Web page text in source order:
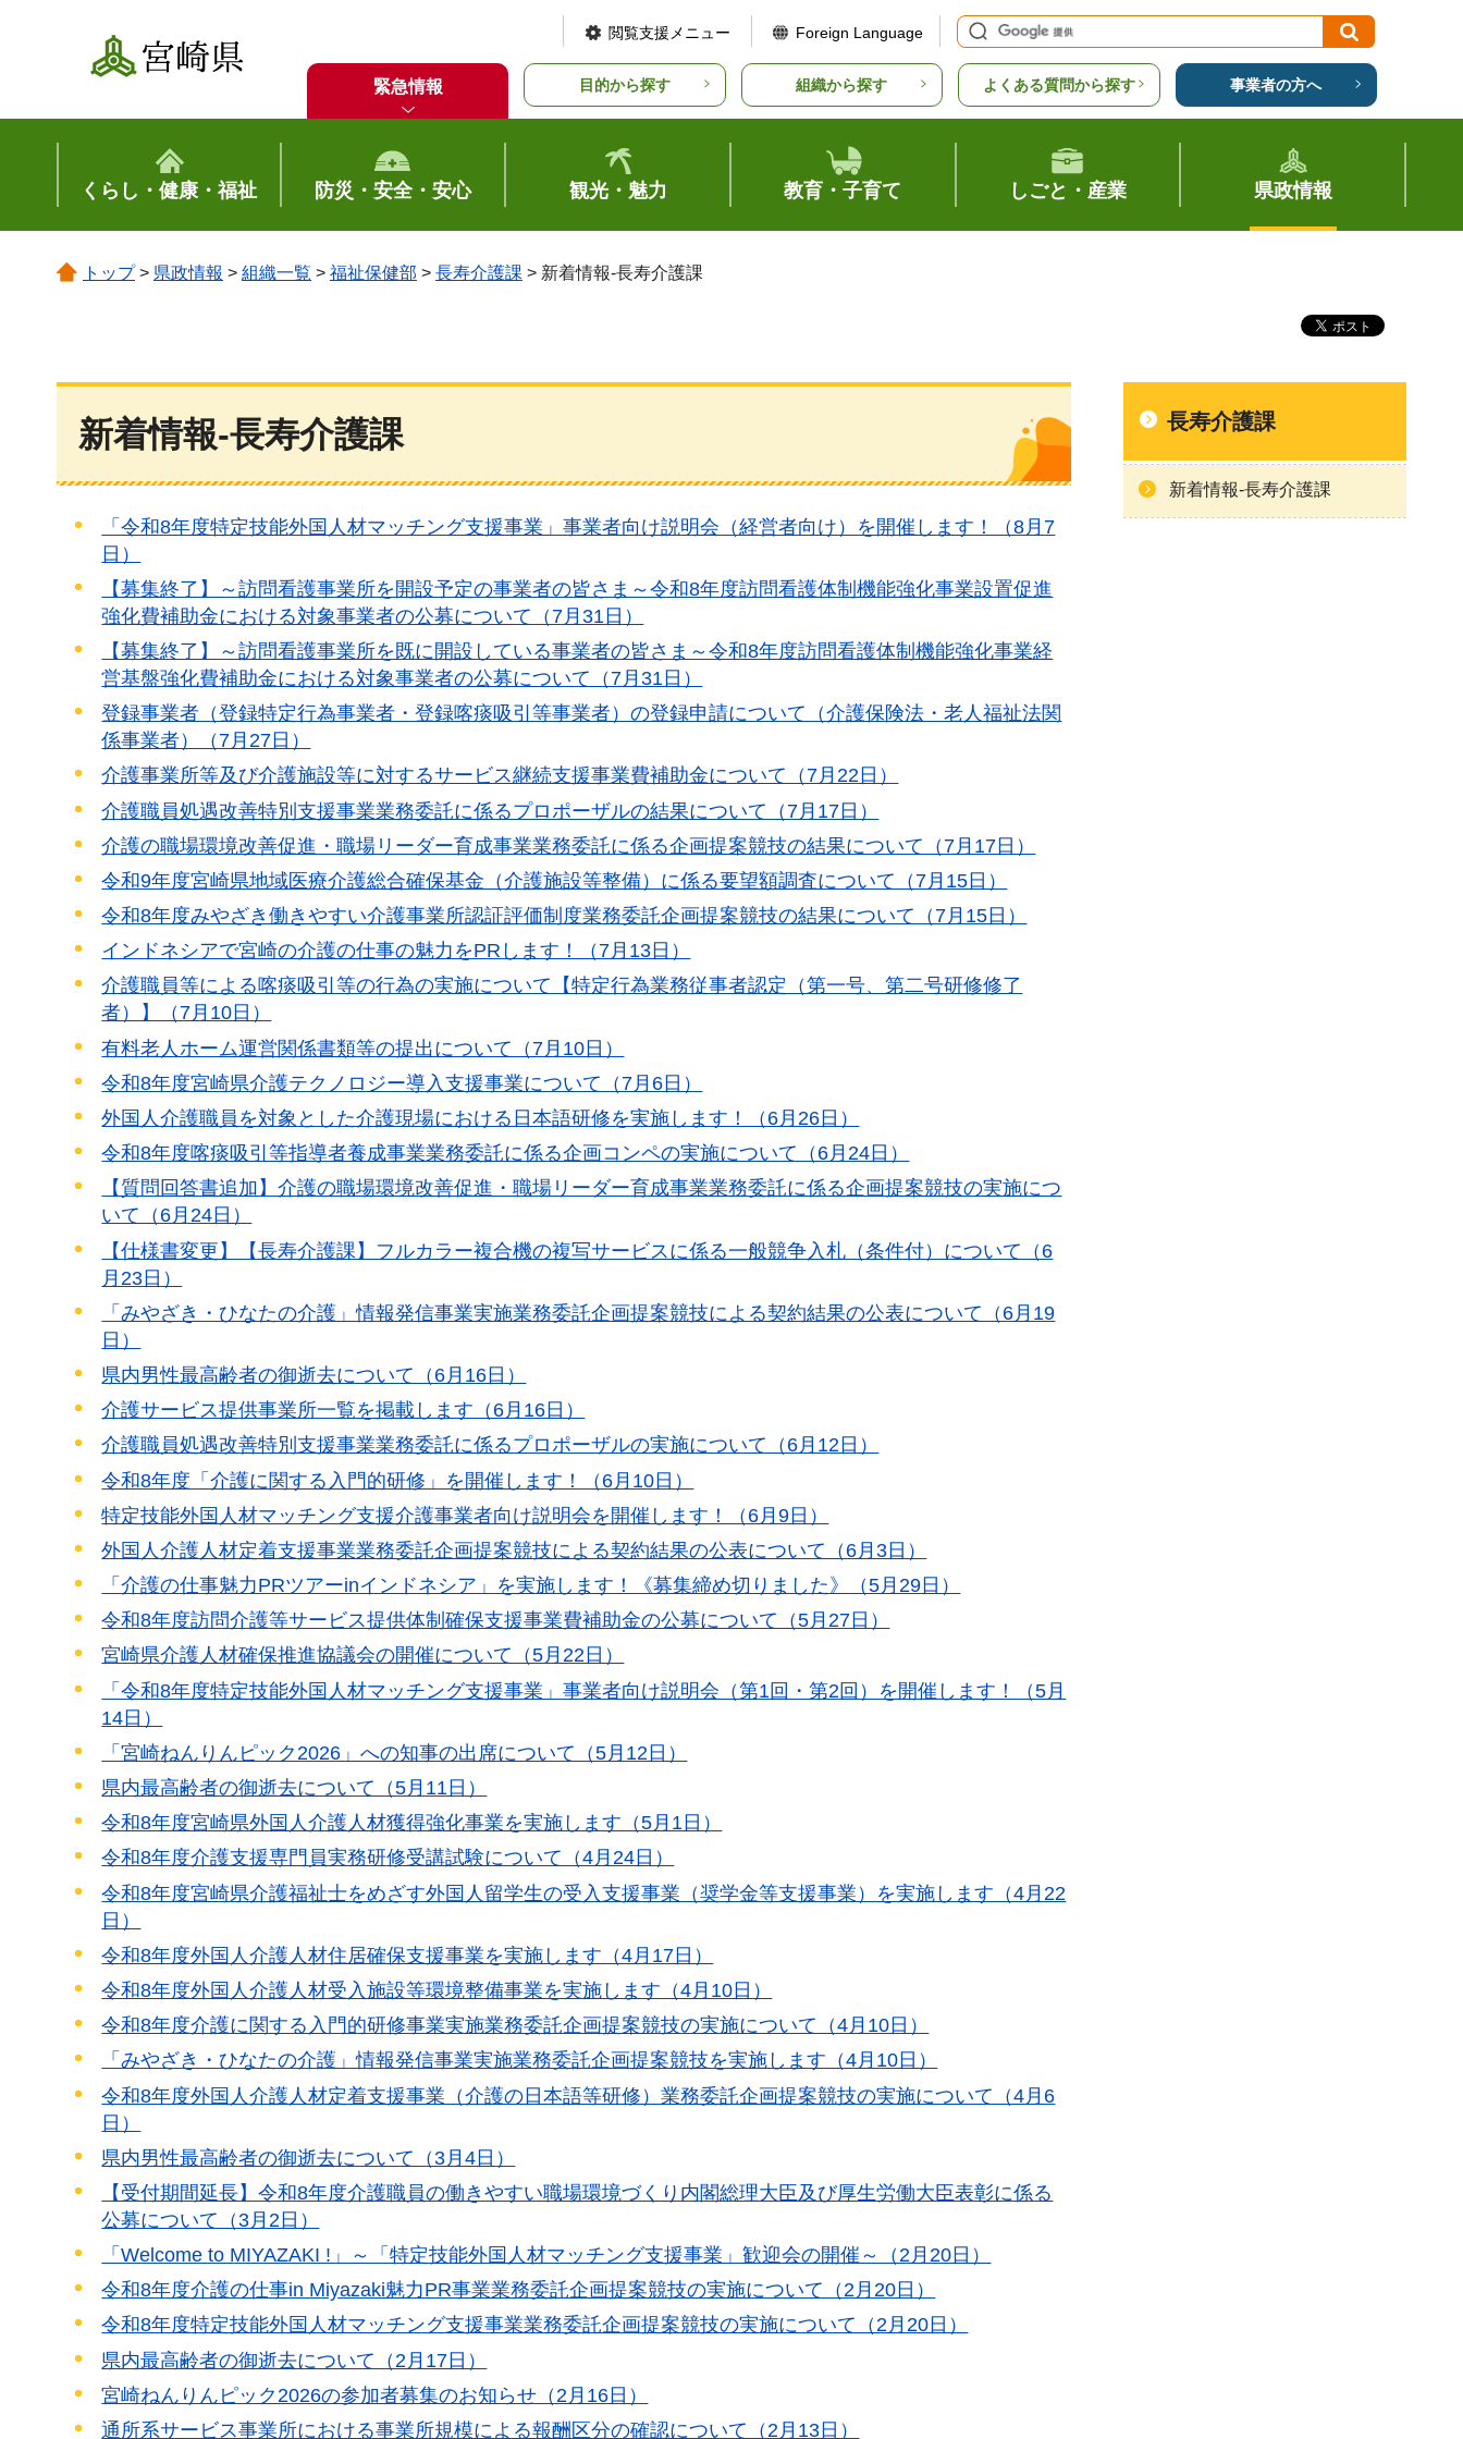
宮崎県
閲覧支援メニュー Foreign Language
緊急情報 目的から探す 組織から探す よくある質問から探す 事業者の方へ
くらし・健康・福祉 防災・安全・安心 観光・魅力 教育・子育て しごと・産業 県政情報
トップ> 県政情報 > 組織一覧 > 福祉保健部 > 長寿介護課 > 新着情報-長寿介護課
新着情報-長寿介護課
「令和8年度特定技能外国人材マッチング支援事業」事業者向け説明会（経営者向け）を開催します！（8月7
日）
【募集終了】～訪問看護事業所を開設予定の事業者の皆さま～令和8年度訪問看護体制機能強化事業設置促進
強化費補助金における対象事業者の公募について（7月31日）
【募集終了】～訪問看護事業所を既に開設している事業者の皆さま～令和8年度訪問看護体制機能強化事業経
営基盤強化費補助金における対象事業者の公募について（7月31日）
登録事業者（登録特定行為事業者・登録喀痰吸引等事業者）の登録申請について（介護保険法・老人福祉法関
係事業者）（7月27日）
介護事業所等及び介護施設等に対するサービス継続支援事業費補助金について（7月22日）
介護職員処遇改善特別支援事業業務委託に係るプロポーザルの結果について（7月17日）
介護の職場環境改善促進・職場リーダー育成事業業務委託に係る企画提案競技の結果について（7月17日）
令和9年度宮崎県地域医療介護総合確保基金（介護施設等整備）に係る要望額調査について（7月15日）
令和8年度みやざき働きやすい介護事業所認証評価制度業務委託企画提案競技の結果について（7月15日）
インドネシアで宮崎の介護の仕事の魅力をPRします！（7月13日）
介護職員等による喀痰吸引等の行為の実施について【特定行為業務従事者認定（第一号、第二号研修修了
者）】（7月10日）
有料老人ホーム運営関係書類等の提出について（7月10日）
令和8年度宮崎県介護テクノロジー導入支援事業について（7月6日）
外国人介護職員を対象とした介護現場における日本語研修を実施します！（6月26日）
令和8年度喀痰吸引等指導者養成事業業務委託に係る企画コンペの実施について（6月24日）
【質問回答書追加】介護の職場環境改善促進・職場リーダー育成事業業務委託に係る企画提案競技の実施につ
いて（6月24日）
【仕様書変更】【長寿介護課】フルカラー複合機の複写サービスに係る一般競争入札（条件付）について（6
月23日）
「みやざき・ひなたの介護」情報発信事業実施業務委託企画提案競技による契約結果の公表について（6月19
日）
県内男性最高齢者の御逝去について（6月16日）
介護サービス提供事業所一覧を掲載します（6月16日）
介護職員処遇改善特別支援事業業務委託に係るプロポーザルの実施について（6月12日）
令和8年度「介護に関する入門的研修」を開催します！（6月10日）
特定技能外国人材マッチング支援介護事業者向け説明会を開催します！（6月9日）
外国人介護人材定着支援事業業務委託企画提案競技による契約結果の公表について（6月3日）
「介護の仕事魅力PRツアーinインドネシア」を実施します！《募集締め切りました》（5月29日）
令和8年度訪問介護等サービス提供体制確保支援事業費補助金の公募について（5月27日）
宮崎県介護人材確保推進協議会の開催について（5月22日）
「令和8年度特定技能外国人材マッチング支援事業」事業者向け説明会（第1回・第2回）を開催します！（5月
14日）
「宮崎ねんりんピック2026」への知事の出席について（5月12日）
県内最高齢者の御逝去について（5月11日）
令和8年度宮崎県外国人介護人材獲得強化事業を実施します（5月1日）
令和8年度介護支援専門員実務研修受講試験について（4月24日）
令和8年度宮崎県介護福祉士をめざす外国人留学生の受入支援事業（奨学金等支援事業）を実施します（4月22
日）
令和8年度外国人介護人材住居確保支援事業を実施します（4月17日）
令和8年度外国人介護人材受入施設等環境整備事業を実施します（4月10日）
令和8年度介護に関する入門的研修事業実施業務委託企画提案競技の実施について（4月10日）
「みやざき・ひなたの介護」情報発信事業実施業務委託企画提案競技を実施します（4月10日）
令和8年度外国人介護人材定着支援事業（介護の日本語等研修）業務委託企画提案競技の実施について（4月6
日）
県内男性最高齢者の御逝去について（3月4日）
【受付期間延長】令和8年度介護職員の働きやすい職場環境づくり内閣総理大臣及び厚生労働大臣表彰に係る
公募について（3月2日）
「Welcome to MIYAZAKI !」～「特定技能外国人材マッチング支援事業」歓迎会の開催～（2月20日）
令和8年度介護の仕事in Miyazaki魅力PR事業業務委託企画提案競技の実施について（2月20日）
令和8年度特定技能外国人材マッチング支援事業業務委託企画提案競技の実施について（2月20日）
県内最高齢者の御逝去について（2月17日）
宮崎ねんりんピック2026の参加者募集のお知らせ（2月16日）
通所系サービス事業所における事業所規模による報酬区分の確認について（2月13日）
長寿介護課
新着情報-長寿介護課